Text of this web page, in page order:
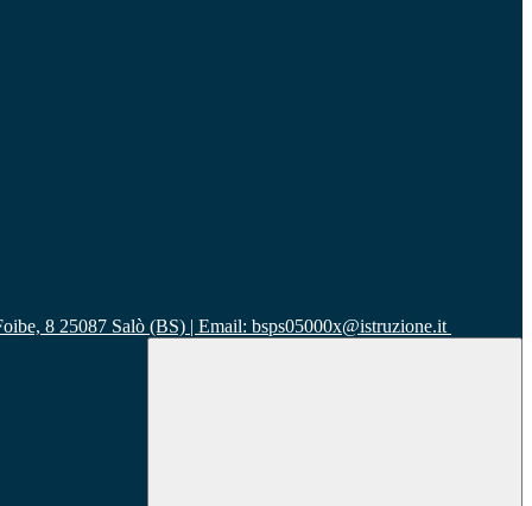
8 25087 Salò (BS) | Email: bsps05000x@istruzione.it